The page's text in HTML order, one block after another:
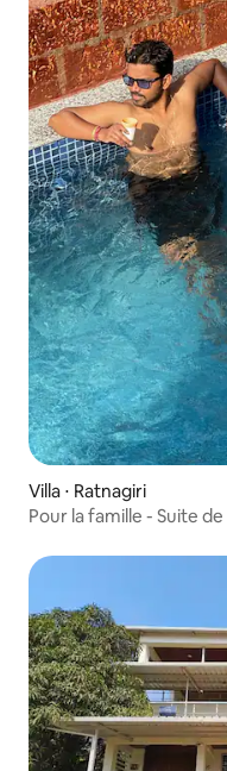
Villa ⋅ Ratnagiri
Pour la famille - Suite